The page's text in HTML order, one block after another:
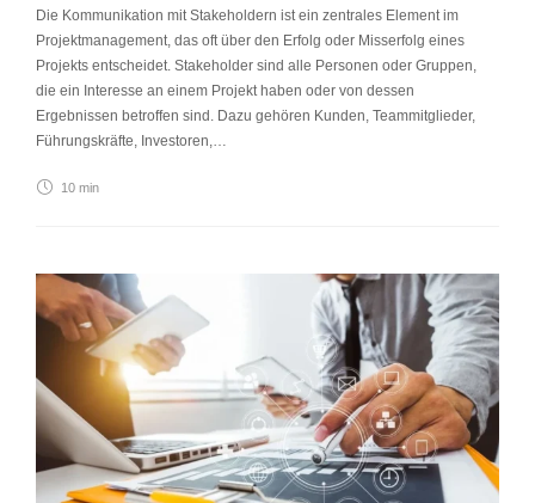
Die Kommunikation mit Stakeholdern ist ein zentrales Element im
Projektmanagement, das oft über den Erfolg oder Misserfolg eines
Projekts entscheidet. Stakeholder sind alle Personen oder Gruppen,
die ein Interesse an einem Projekt haben oder von dessen
Ergebnissen betroffen sind. Dazu gehören Kunden, Teammitglieder,
Führungskräfte, Investoren,…
10 min